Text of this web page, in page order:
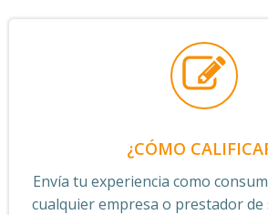
¿CÓMO
Envía tu experiencia como
cualquier empresa o prestador de